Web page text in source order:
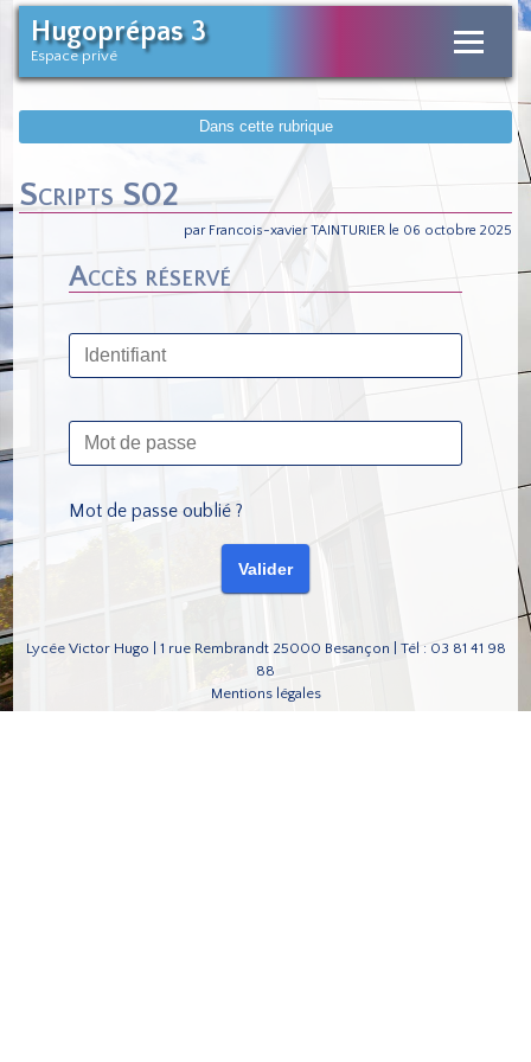
Hugoprépas 3
Espace privé
Dans cette rubrique
Scripts S02
par Francois-xavier TAINTURIER le 06 octobre 2025
Accès réservé
Mot de passe oublié ?
Lycée Victor Hugo | 1 rue Rembrandt 25000 Besançon | Tél : 03 81 41 98
88
Mentions légales